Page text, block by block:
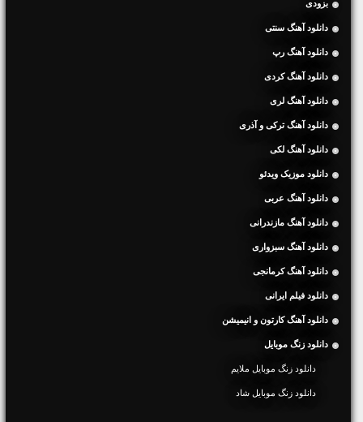
بزودی
دانلود آهنگ سنتی
دانلود آهنگ رپ
دانلود آهنگ کردی
دانلود آهنگ لری
دانلود آهنگ ترکی و آذری
دانلود آهنگ لکی
دانلود موزیک ویدئو
دانلود آهنگ عربی
دانلود آهنگ مازندرانی
دانلود آهنگ سبزواری
دانلود آهنگ کرمانجی
دانلود فیلم ایرانی
دانلود آهنگ کارتون و انیمیشن
دانلود زنگ موبایل
دانلود زنگ موبایل ملایم
دانلود زنگ موبایل شاد